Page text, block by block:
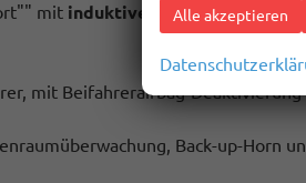
mit induktiver Ladefunktionfür
mit Beifahrerairbag-Deaktivierung
Back-up-Horn
Alle akzeptieren